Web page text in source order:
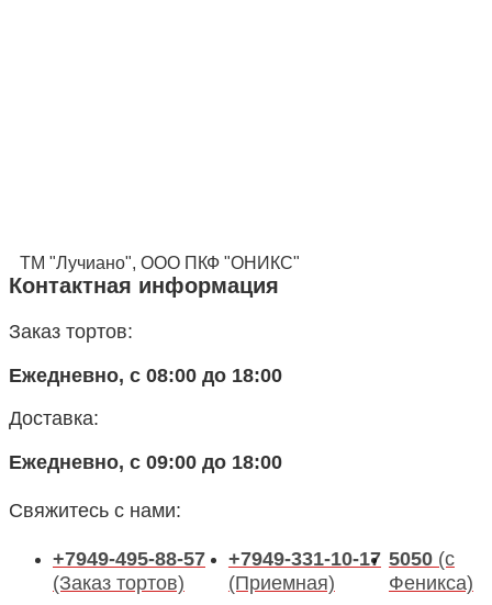
ТМ "Лучиано", ООО ПКФ "ОНИКС"
Контактная информация
Заказ тортов:
Ежедневно, с 08:00 до 18:00
Доставка:
Ежедневно, с 09:00 до 18:00
Свяжитесь с нами:
+7949-495-88-57
(Заказ тортов)
+7949-331-10-17
(Приемная)
5050 (с
Феникса)